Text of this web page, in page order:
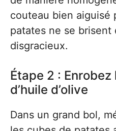
couteau bien aiguisé
patates ne se brisent
disgracieux.
Étape 2 :
d’huile d’olive
Dans un grand bol,